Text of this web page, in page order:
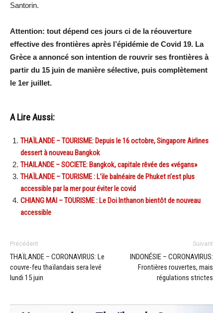
Santorin.
Attention: tout dépend ces jours ci de la réouverture
effective des frontières après l’épidémie de Covid 19. La
Grèce a annoncé son intention de rouvrir ses frontières à
partir du 15 juin de manière sélective, puis complètement
le 1er juillet.
A Lire Aussi:
THAÏLANDE – TOURISME: Depuis le 16 octobre, Singapore Airlines
dessert à nouveau Bangkok
THAILANDE – SOCIETE: Bangkok, capitale rêvée des «végans»
THAÏLANDE – TOURISME : L’ile balnéaire de Phuket n’est plus
accessible par la mer pour éviter le covid
CHIANG MAI – TOURISME : Le Doi Inthanon bientôt de nouveau
accessible
Précédent
THAÏLANDE – CORONAVIRUS: Le
couvre-feu thaïlandais sera levé
lundi 15 juin
Suivant
INDONÉSIE – CORONAVIRUS:
Frontières rouvertes, mais
régulations strictes